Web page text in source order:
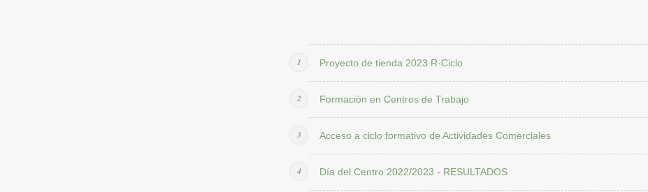
Proyecto de tienda 2023 R-Ciclo
Formación en Centros de Trabajo
Acceso a ciclo formativo de Actividades Comerciales
Día del Centro 2022/2023 - RESULTADOS